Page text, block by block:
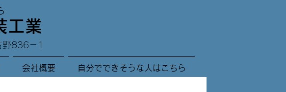
工業
836－1
会社概要 自分でできそうな人はこちら